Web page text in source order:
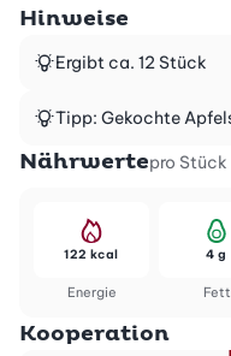
Hinweise
Ergibt ca. 12 Stück
Tipp: Gekochte
Nährwertepro Stück
Energie
122 kcal
Fett
4 g
Kooperation